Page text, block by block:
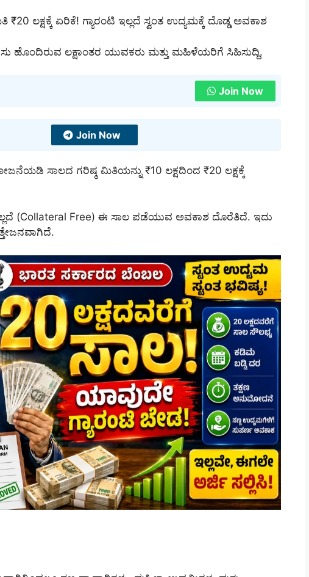
ಲಕ್ಷಕ್ಕೆ ಏರಿಕೆ! ಗ್ಯಾರಂಟಿ ಇಲ್ಲದೆ ಸ್ವಂತ ಉದ್ಯಮಕ್ಕೆ ದೊಡ್ಡ ಅವಕಾಶ
ಹೊಂದಿರುವ ಲಕ್ಷಾಂತರ ಯುವಕರು ಮತ್ತು ಮಹಿಳೆಯರಿಗೆ ಸಿಹಿಸುದ್ದಿ.
Join Now
Join Now
ಸಾಲದ ಗರಿಷ್ಠ ಮಿತಿಯನ್ನು ₹10 ಲಕ್ಷದಿಂದ ₹20 ಲಕ್ಷಕ್ಕೆ
(Collateral Free) ಈ ಸಾಲ ಪಡೆಯುವ ಅವಕಾಶ ದೊರೆತಿದೆ. ಇದು